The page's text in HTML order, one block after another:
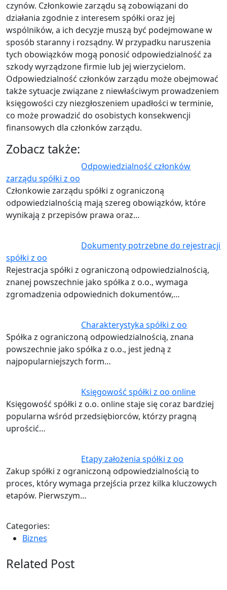
czynów. Członkowie zarządu są zobowiązani do
działania zgodnie z interesem spółki oraz jej
wspólników, a ich decyzje muszą być podejmowane w
sposób staranny i rozsądny. W przypadku naruszenia
tych obowiązków mogą ponosić odpowiedzialność za
szkody wyrządzone firmie lub jej wierzycielom.
Odpowiedzialność członków zarządu może obejmować
także sytuacje związane z niewłaściwym prowadzeniem
księgowości czy niezgłoszeniem upadłości w terminie,
co może prowadzić do osobistych konsekwencji
finansowych dla członków zarządu.
Zobacz także:
Odpowiedzialność członków
zarządu spółki z oo
Członkowie zarządu spółki z ograniczoną
odpowiedzialnością mają szereg obowiązków, które
wynikają z przepisów prawa oraz…
Dokumenty potrzebne do rejestracji
spółki z oo
Rejestracja spółki z ograniczoną odpowiedzialnością,
znanej powszechnie jako spółka z o.o., wymaga
zgromadzenia odpowiednich dokumentów,…
Charakterystyka spółki z oo
Spółka z ograniczoną odpowiedzialnością, znana
powszechnie jako spółka z o.o., jest jedną z
najpopularniejszych form…
Księgowość spółki z oo online
Księgowość spółki z o.o. online staje się coraz bardziej
popularna wśród przedsiębiorców, którzy pragną
uprościć…
Etapy założenia spółki z oo
Zakup spółki z ograniczoną odpowiedzialnością to
proces, który wymaga przejścia przez kilka kluczowych
etapów. Pierwszym…
Categories:
Biznes
Related Post